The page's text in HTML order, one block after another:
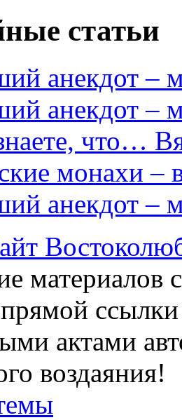
статьи
анекдот –
анекдот –
что…
монахи –
анекдот –
материалов
актами
воздаяния!